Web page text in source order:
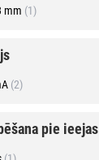
mm (1)
(2)
pie ieejas